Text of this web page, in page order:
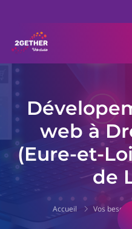
web à
(Eure-et-
de
Accueil Vos besoins